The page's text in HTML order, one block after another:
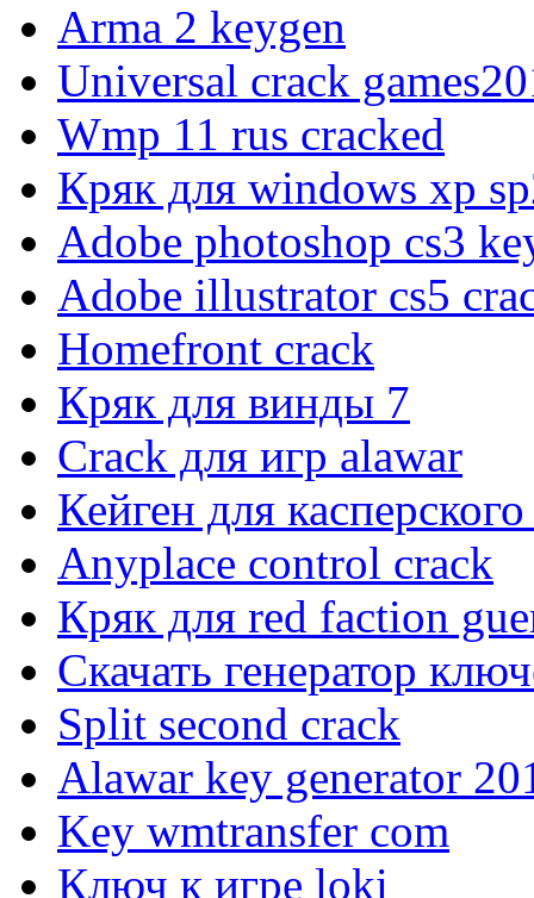
Arma 2 keygen
Universal crack
Wmp 11 rus cracked
Кряк для windows xp
Adobe photoshop cs3
Adobe illustrator cs5
Homefront crack
Кряк для винды 7
Crack для игр alawar
Кейген для
Anyplace control crack
Кряк для red faction
Скачать генератор
Split second crack
Alawar key generator
Key wmtransfer com
Ключ к игре loki